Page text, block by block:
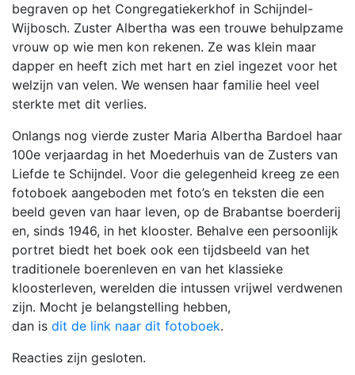
begraven op het Congregatiekerkhof in Schijndel-
Wijbosch. Zuster Albertha was een trouwe behulpzame
vrouw op wie men kon rekenen. Ze was klein maar
dapper en heeft zich met hart en ziel ingezet voor het
welzijn van velen. We wensen haar familie heel veel
sterkte met dit verlies.
Onlangs nog vierde zuster Maria Albertha Bardoel haar
100e verjaardag in het Moederhuis van de Zusters van
Liefde te Schijndel. Voor die gelegenheid kreeg ze een
fotoboek aangeboden met foto’s en teksten die een
beeld geven van haar leven, op de Brabantse boerderij
en, sinds 1946, in het klooster. Behalve een persoonlijk
portret biedt het boek ook een tijdsbeeld van het
traditionele boerenleven en van het klassieke
kloosterleven, werelden die intussen vrijwel verdwenen
zijn. Mocht je belangstelling hebben,
dan is dit de link naar dit fotoboek.
Reacties zijn gesloten.